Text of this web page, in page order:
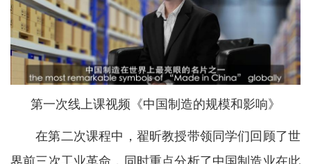
第一次线上课视频《中国制造的规模和影响》
在第二次课程中，翟昕教授带领同学们回顾了世